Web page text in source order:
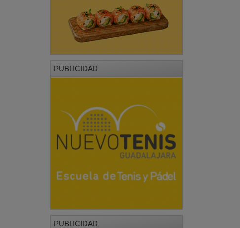
PUBLICIDAD
PUBLICIDAD